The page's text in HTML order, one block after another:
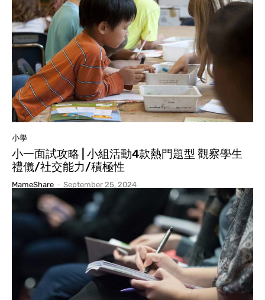
小學
小一面試攻略 | 小組活動4款熱門題型 觀察學生
禮儀/社交能力/積極性
MameShare - September 25, 2024